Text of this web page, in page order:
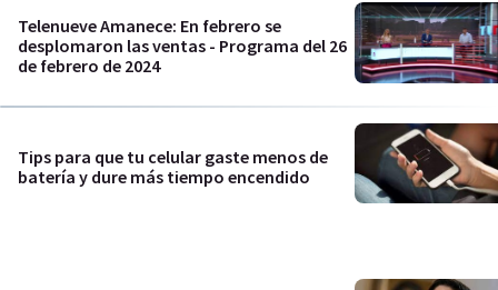
Telenueve Amanece: En febrero se
desplomaron las ventas - Programa del 26
de febrero de 2024
Tips para que tu celular gaste menos de
batería y dure más tiempo encendido